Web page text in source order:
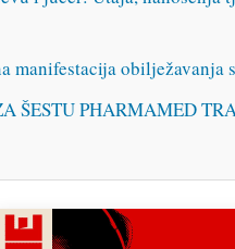
manifestacija obilježavanja
ŠESTU PHARMAMED